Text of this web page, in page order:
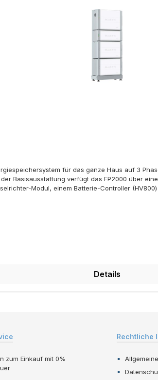
für das ganze Haus auf 3
Basisausstattung verfügt das EP2000 über
Modul, einem Batterie-Controller
EMS-Controller kann das BLUETTI
des Systems über Bluetooth und WiFi.
Details
zum Einkauf mit 0%
Rechtliche